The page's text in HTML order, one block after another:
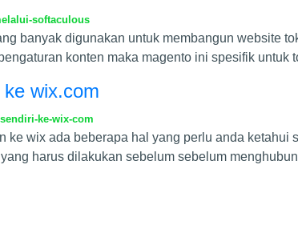
softaculous
banyak digunakan untuk membangun website
konten maka magento ini spesifik untuk
wix.com
ke-wix-com
ke wix ada beberapa hal yang perlu anda
harus dilakukan sebelum sebelum